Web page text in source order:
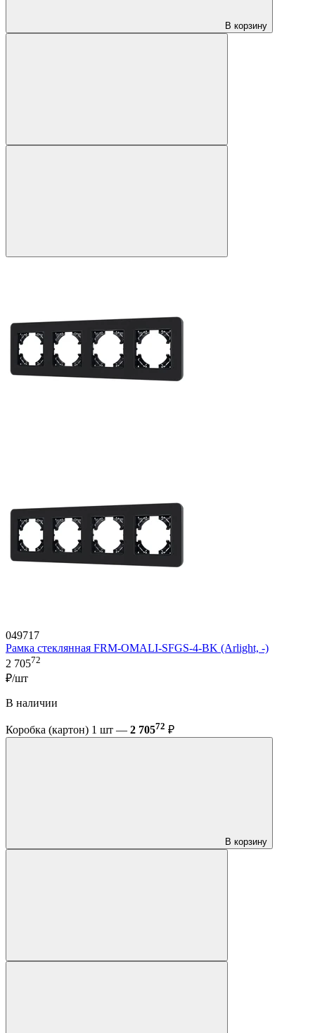
В корзину
049717
Рамка стеклянная FRM-OMALI-SFGS-4-BK (Arlight, -)
2 70572
₽/шт
В наличии
Коробка (картон) 1 шт — 2 70572 ₽
В корзину